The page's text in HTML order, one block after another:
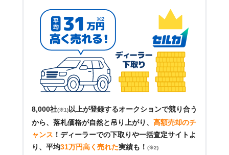
8,000社(※1) 以上が登録するオークションで競り合う
から、落札価格が自然と吊り上がり、 高額売却のチ
ャンス ！ ディーラーでの下取りや一括査定サイトよ
り、平均31万円高く売れた実績も！ (※2)